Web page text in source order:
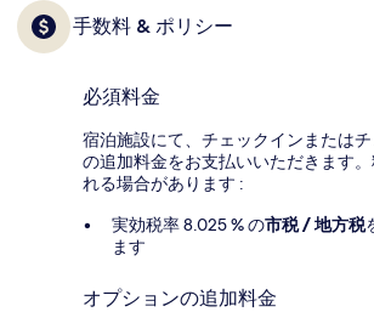
手数料 & ポリシー
必須料金
宿泊施設にて、チェックインまたは
の追加料金をお支払いいただきます
れる場合があります :
実効税率 8.025 % の市税 / 地方税
ます
オプションの追加料金